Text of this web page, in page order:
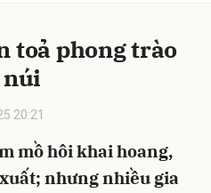
toả phong trào
núi
20:21
mồ hôi khai hoang,
nhưng nhiều gia
Hủy Gửi